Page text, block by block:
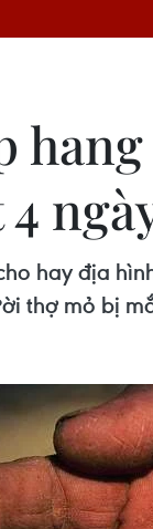
hay địa
thợ mỏ bị